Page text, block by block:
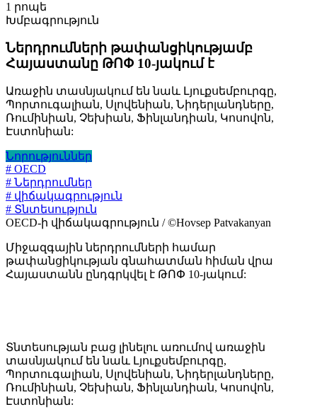
1 րոպե
Խմբագրություն
Ներդրումների թափանցիկությամբ
Հայաստանը ԹՈՓ 10-յակում է
Առաջին տասնյակում են նաև Լյուքսեմբուրգը,
Պորտուգալիան, Սլովենիան, Նիդերլանդները,
Ռումինիան, Չեխիան, Ֆինլանդիան, Կոսովոն,
Էստոնիան:
Նորություններ
# OECD
# Ներդրումներ
# վիճակագրություն
# Տնտեսություն
OECD-ի վիճակագրություն / ©Hovsep Patvakanyan
Միջազգային ներդրումների համար
թափանցիկության գնահատման հիման վրա
Հայաստանն ընդգրկվել է ԹՈՓ 10-յակում:
Տնտեսության բաց լինելու առումով առաջին
տասնյակում են նաև Լյուքսեմբուրգը,
Պորտուգալիան, Սլովենիան, Նիդերլանդները,
Ռումինիան, Չեխիան, Ֆինլանդիան, Կոսովոն,
Էստոնիան: